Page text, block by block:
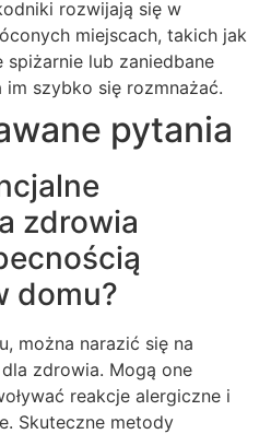
rozwijają się w
miejscach, takich jak
spiżarnie lub zaniedbane
szybko się rozmnażać.
pytania
zdrowia
domu?
można narazić się na
zdrowia. Mogą one
reakcje alergiczne i
Skuteczne metody